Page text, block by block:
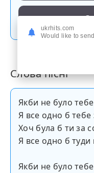
Слова пісні
Якби не було тебе
Я все одно б
Хоч була б ти за
Я все одно б туди
Якби не було тебе
ukrhits.com
Would like to